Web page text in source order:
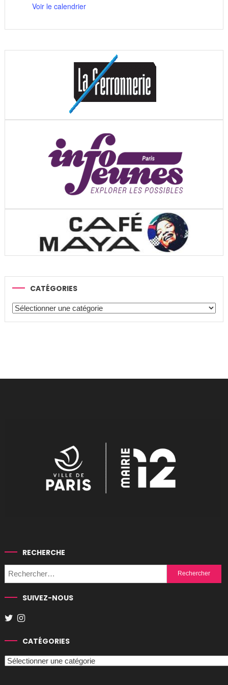
Voir le calendrier
CATÉGORIES
Catégories
RECHERCHE
Rechercher :
SUIVEZ-NOUS
CATÉGORIES
Catégories